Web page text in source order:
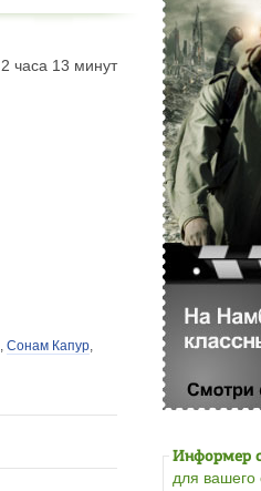
2 часа 13 минут
,Сонам Капур,
Информер
для вашего